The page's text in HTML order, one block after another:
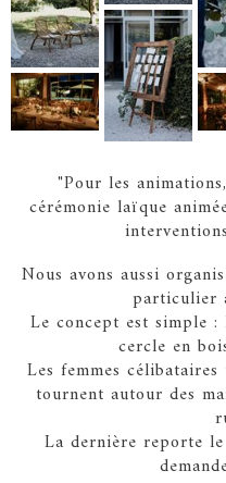
"Pour les
cérémonie laïque
Nous avons aussi
particulier
Le concept est simple
cercle en
Les femmes
tournent autour des
La dernière reporte